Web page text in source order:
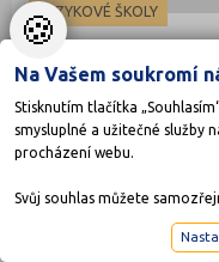
JAZYKOVÉ ŠKOLY
DIMENZE AZ s.r.o.
Pod Všemi svatými
Ředitel:
🍪
Na Vašem soukromí
Stisknutím tlačítka
smysluplné a užitečné služby
procházení webu.
Svůj souhlas můžete